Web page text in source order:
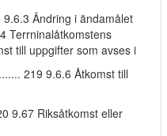
Ändring i ändamålet
Terrninalåtkomstens
till uppgifter som avses i
219 9.6.6 Åtkomst till
9.67 Riksåtkomst eller